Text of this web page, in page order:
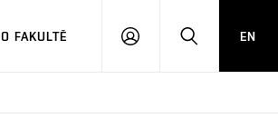
O FAKULTĚ
PŘIHLÁŠENÍHLEDAT
EN